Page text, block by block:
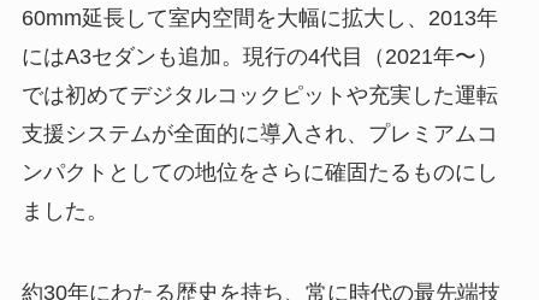
60mm延長して室内空間を大幅に拡大し、2013年
にはA3セダンも追加。現行の4代目（2021年〜）
では初めてデジタルコックピットや充実した運転
支援システムが全面的に導入され、プレミアムコ
ンパクトとしての地位をさらに確固たるものにし
ました。
約30年にわたる歴史を持ち、常に時代の最先端技